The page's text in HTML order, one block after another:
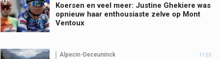
Koersen en veel meer: Justine Ghekiere was
opnieuw haar enthousiaste zelve op Mont
Ventoux
Alpecin-Deceuninck 11:55